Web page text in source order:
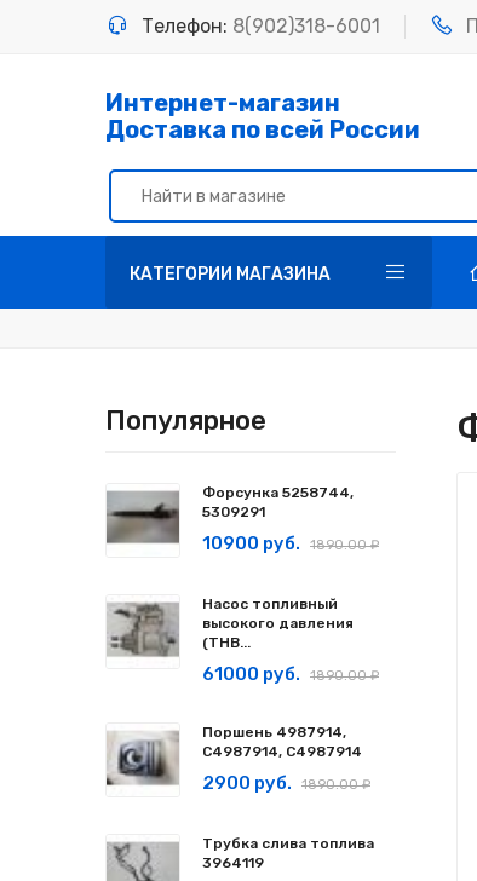
Телефон: 8(902)318-6001
Интернет-магазин
Доставка по всей России
КАТЕГОРИИ МАГАЗИНА
Популярное
Форсунка 5258744,
5309291
10900 руб. 1890.00 ₽
Насос топливный
высокого давления
(ТНВ...
61000 руб. 1890.00 ₽
Поршень 4987914,
C4987914, С4987914
2900 руб. 1890.00 ₽
Трубка слива топлива
3964119